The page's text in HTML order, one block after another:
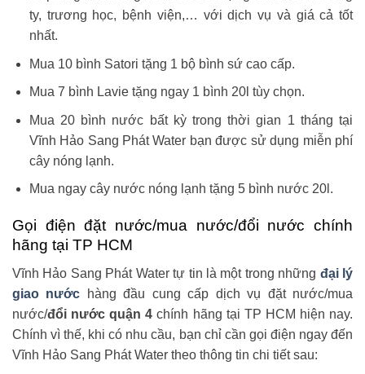
ty, trương học, bệnh viện,… với dịch vụ và giá cả tốt
nhất.
Mua 10 bình Satori tặng 1 bộ bình sứ cao cấp.
Mua 7 bình Lavie tặng ngay 1 bình 20l tùy chọn.
Mua 20 bình nước bất kỳ trong thời gian 1 tháng tại
Vĩnh Hảo Sang Phát Water bạn được sử dụng miễn phí
cây nóng lạnh.
Mua ngay cây nước nóng lạnh tặng 5 bình nước 20l.
Gọi điện đặt nước/mua nước/đổi nước chính
hãng tại TP HCM
Vĩnh Hảo Sang Phát Water tự tin là một trong những đại lý
giao nước hàng đầu cung cấp dịch vụ đặt nước/mua
nước/đổi nước quận 4chính hãng tại TP HCM hiện nay.
Chính vì thế, khi có nhu cầu, bạn chỉ cần gọi điện ngay đến
Vĩnh Hảo Sang Phát Water theo thông tin chi tiết sau: